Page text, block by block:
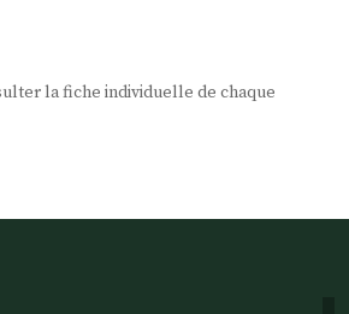
la fiche individuelle de chaque